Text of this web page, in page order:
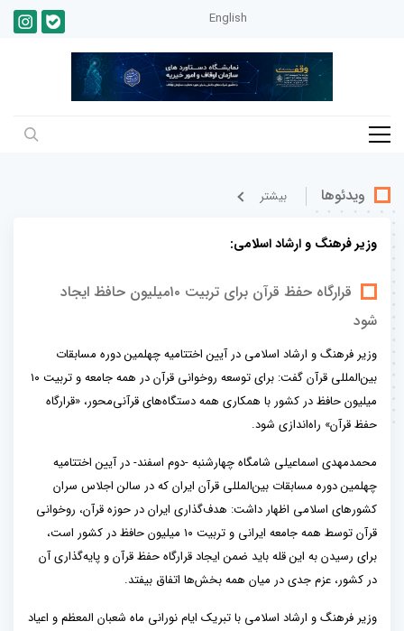
English
ویدئوها بيشتر
وزیر فرهنگ و ارشاد اسلامی:
قرارگاه حفظ قرآن برای تربیت ۱۰میلیون حافظ ایجاد
شود
وزیر فرهنگ و ارشاد اسلامی در آیین اختتامیه چهلمین دوره مسابقات
بین‌المللی قرآن گفت: برای توسعه روخوانی قرآن در همه جامعه و تربیت ۱۰
میلیون حافظ در کشور با همکاری همه دستگاه‌های قرآنی‌محور، «قرارگاه
حفظ قرآن» راه‌اندازی شود.
محمدمهدی اسماعیلی شامگاه چهارشنبه -دوم اسفند- در آیین اختتامیه
چهلمین دوره مسابقات بین‌المللی قرآن ایران که در سالن اجلاس سران
کشورهای اسلامی اظهار داشت: هدف‌گذاری ایران در حوزه قرآن، روخوانی
قرآن توسط همه جامعه ایرانی و تربیت ۱۰ میلیون حافظ در کشور است،
برای رسیدن به این قله باید ضمن ایجاد قرارگاه حفظ قرآن و پایه‌گذاری آن
در کشور، عزم جدی در میان همه بخش‌ها اتفاق بیفتد.
وزیر فرهنگ و ارشاد اسلامی با تبریک ایام نورانی ماه شعبان المعظم و اعیاد